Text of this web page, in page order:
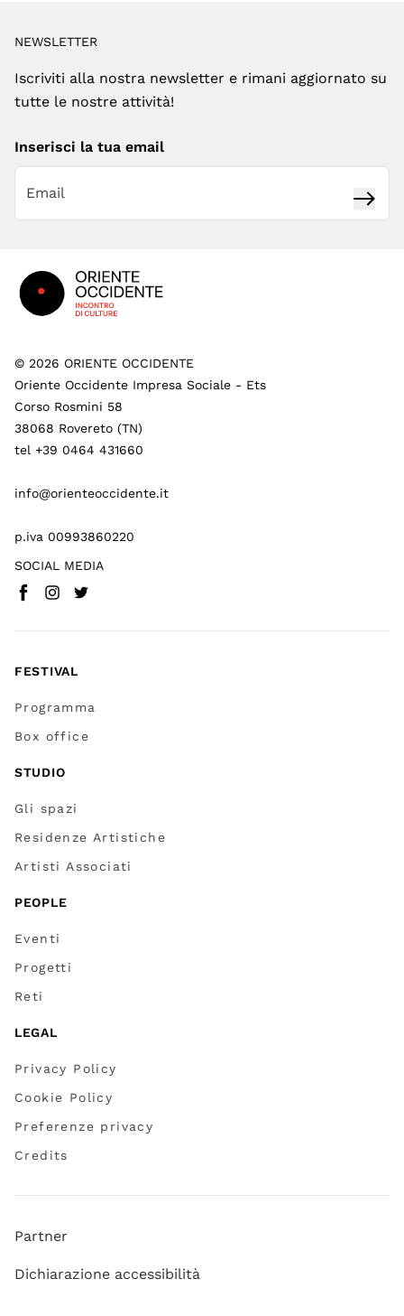
NEWSLETTER
Iscriviti alla nostra newsletter e rimani aggiornato su
tutte le nostre attività!
Inserisci la tua email
© 2026 ORIENTE OCCIDENTE
Oriente Occidente Impresa Sociale - Ets
Corso Rosmini 58
38068 Rovereto (TN)
tel +39 0464 431660
info@orienteoccidente.it
p.iva 00993860220
SOCIAL MEDIA
Facebook(
Instagram
Twitter
FESTIVAL
Programma
Box office
STUDIO
Gli spazi
Residenze Artistiche
Artisti Associati
PEOPLE
Eventi
Progetti
Reti
LEGAL
Privacy Policy
Cookie Policy
Preferenze privacy
Credits
Partner
Dichiarazione accessibilità